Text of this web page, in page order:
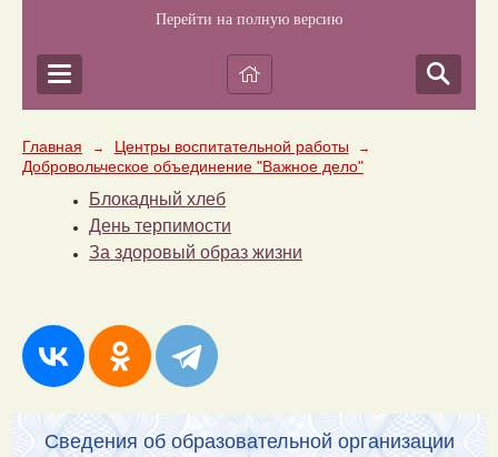
Перейти на полную версию
Главная → Центры воспитательной работы →
Добровольческое объединение "Важное дело"
Блокадный хлеб
День терпимости
За здоровый образ жизни
Сведения об образовательной организации